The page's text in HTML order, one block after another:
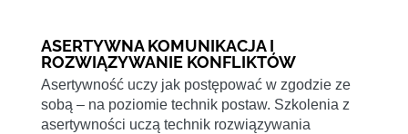
ASERTYWNA KOMUNIKACJA I
ROZWIĄZYWANIE KONFLIKTÓW
Asertywność uczy jak postępować w zgodzie ze
sobą – na poziomie technik postaw. Szkolenia z
asertywności uczą technik rozwiązywania